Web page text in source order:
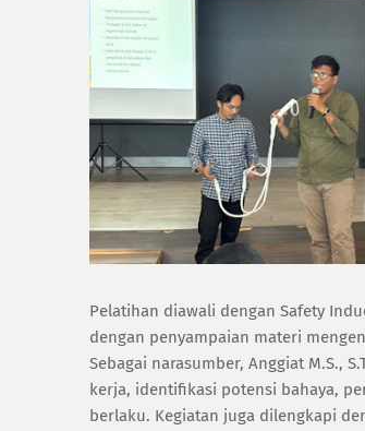
Pelatihan diawali dengan Safety
dengan penyampaian materi
Sebagai narasumber, Anggiat M.S.,
kerja, identifikasi potensi bahaya,
berlaku. Kegiatan juga dilengkapi